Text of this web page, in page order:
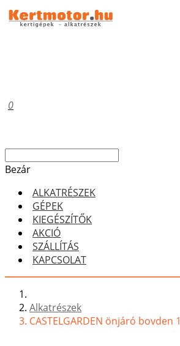
0
Bezár
ALKATRÉSZEK
GÉPEK
KIEGÉSZÍTŐK
AKCIÓ
SZÁLLÍTÁS
KAPCSOLAT
Alkatrészek
CASTELGARDEN önjáró